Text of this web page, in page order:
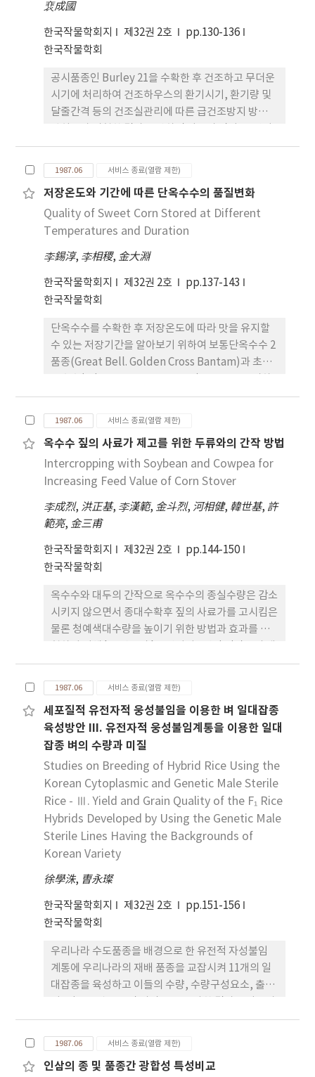
서 출수ㆍ성숙하였으나 조기파종 및 묘대일수가 짧은
것일수록 수량성적이 좋았다. 4. 생식생장기 및 성숙
기의 각종온도요인과 출수기의 일장과 각 품종의 출
각 온도요인과 일장과 상관관계의 빈도가 높았다. 5.
Cisadane와 Bulu 품종의 출수한계온도는 기존보고
의 18℃ 보다 높다고 판단되었다.
裵成國
한국작물학회지 제32권 2호
pp.130-136
한국작물학회
공시품종인 Burley 21을 수확한 후 건조하고 무더운
시기에 처리하여 건조하우스의 환기시기, 환기량 및
달줄간격 등의 건조실관리에 따른 급건조방지 방법을
에는 건조시 시종환기구에서 온도가 낮았고 급건엽발
생도 제일 적었다. 2. 급건엽발생시기는 황변말부터
갈변말까지로 이 시기에 탈수를 지연시키는 것이 가
장 중요하다. 3. 급건엽발생이 적을수록 품질 및 물리
성이 양호하였다. 4. 측면을 1.5m로 충분히 환기시킨
구에서 급건엽발생이 가장 적었다. 5. 달줄간격을 좁
는 높게 유지하여 급건엽발생을 크게 감소시켰다. 6.
급건엽의 내용성분은 충분히 분해가 일어나지 않았
다.
1987.06 서비스 종료(열람 제한)
저장온도와 기간에 따른 단옥수수의 품질변화
Quality of Sweet Corn Stored at Different
Temperatures and Duration
李錫淳, 李相稷, 金大淵
한국작물학회지 제32권 2호
pp.137-143
한국작물학회
단옥수수를 수확한 후 저장온도에 따라 맛을 유지할
수 있는 저장기간을 알아보기 위하여 보통단옥수수 2
품종(Great Bell. Golden Cross Bantam)과 초당
여 출사 후 20일과 25일에 수확하였다. 저장온도는 냉
동(영하 20℃ ), 0, 5. 10, 15, 20, 25℃ C이었고 저장
기간은 1, 3, 5. 7일이었으며 저장온도와 기간에 따른
가용성 고형물, 당함량, 맛의 노화 및 이들 상호간의
관계를 조사하였으며 그 결과를 요약하면 다음과 같
다. 1. 가용성 고형물은 10℃ 이하에서는 크게 변하지
현저히 감소하였다. 2. 전당함양은 10℃ 이하에서는
감소가 적었으나 15℃ 이상에서는 저장기간이 길어
질수록 급격히 감소하였는데 fructose와 glucose
보다는 수확시 함량이 많았던 sucrose가 주로 감소
0℃ 에 저장한 것보다 좋지 않았다. 맛을 유지할 수 있
는 저장기간은 10℃ 이하에서는 7일, 15℃ 에서는 3
일, 25℃ 에서는 1~2일이었다. 4. 가용성 고형물과
1987.06 서비스 종료(열람 제한)
옥수수 짚의 사료가 제고를 위한 두류와의 간작 방법
Intercropping with Soybean and Cowpea for
Increasing Feed Value of Corn Stover
李成烈, 洪正基, 李漢範, 金斗烈, 河相健, 韓世基, 許
範亮, 金三甫
한국작물학회지 제32권 2호
pp.144-150
한국작물학회
옥수수와 대두의 간작으로 옥수수의 종실수량은 감소
시키지 않으면서 종대수확후 짚의 사료가를 고시킴은
물론 청예색대수량을 높이기 위한 방법과 효과를 시
육을 촉진시키기 위해 수광률을 높이는 재식방법과
품종의 선발시험을 실시한 후 그 결과에 따라 옥수수
사이에 콩과 동부를 간작하여 옥수수 종실수량, 간엽
수량, 사료가 등을 검토하는 시험을 춘용에서 발행한
결과를 요약하면 다음과 같다. 1. 동일재식밀도내에서
휴폭을 넓히는 경우 휴간내의 수광율은 파종후 40 일
까지는 같았으나 그 이후부터는 휴폭이 넓을 수록 높
아져 출수기에는 60cm휴폭(관행)에 비해
90∼180cm로 넓힐 경우 수광율은 1.7∼2.3배까지 높
아졌다. 그러나 120cm 이상 휴폭을 넓히는 경우 수량
감소가 커 옥수수의 감수 없이 간작작물의 수광율을
높일 수 있는 적정휴폭은 90cm까지인 것으로 나타났
의성이 없었으나 엽형간에는 차이가 있어 초형이 직
립일수록 높았고 수원 19호가 이러한 면에서 간작에
가장 적합한 품종으로 인정되었다. 3. 위의 결과에 따
단작에 비해 감수되지 않았는데 이는 단작과 동일 재
식본수를 확보하였고, 간작작물이 옥수수의 생육에
장해를 주지 못했기 때문인것으로 분석되었다. 4. 옥
수수 간엽수량도 종실수량과 같은 경향으로 대류와의
간작시 감수되지 않았고 대류의 청예수량이 추가되므
로서 총 청예수량은 23∼30％ 정도 증수되었다. 5. 옥
수수와 두류와의 간작으로 생산된 옥수수 간엽과 두
류식물체를 싸이레지로 제조한 후 사료가를 분석한
1987.06 서비스 종료(열람 제한)
세포질적 유전자적 웅성불임을 이용한 벼 일대잡종
육성방안 III. 유전자적 웅성불임계통을 이용한 일대
잡종 벼의 수량과 미질
Studies on Breeding of Hybrid Rice Using the
Korean Cytoplasmic and Genetic Male Sterile
Rice - Ⅲ. Yield and Grain Quality of the F₁ Rice
Hybrids Developed by Using the Genetic Male
Sterile Lines Having the Backgrounds of
Korean Variety
徐學洙, 曺永璨
한국작물학회지 제32권 2호
pp.151-156
한국작물학회
우리나라 수도품종을 배경으로 한 유전적 자성불임
계통에 우리나라의 재배 품종을 교잡시켜 11개의 일
대잡종을 육성하고 이들의 수량, 수량구성요소, 출수
같다. 1. 일대잡종들의 수량에 관한 평균 heterosis,
he-terobeltiosis 및 standard heterosis는 각각
15.2%. 8.7% 및 17.9 %였다. 2. 수량구성요소 중 주
당입수의 잡종강세가 현저하였다. 3. 일대잡종들의 출
1987.06 서비스 종료(열람 제한)
인삼의 종 및 품종간 광합성 특성비교